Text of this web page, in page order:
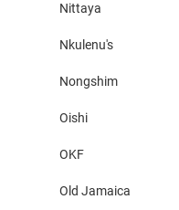
Nittaya
Nkulenu's
Nongshim
Oishi
OKF
Old Jamaica